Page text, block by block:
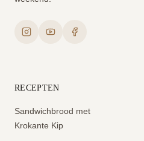
RECEPTEN
Sandwichbrood met
Krokante Kip